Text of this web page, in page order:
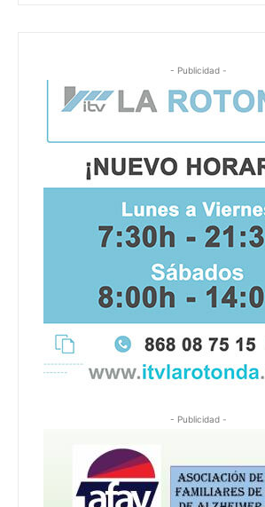
- Publicidad -
- Publicidad -